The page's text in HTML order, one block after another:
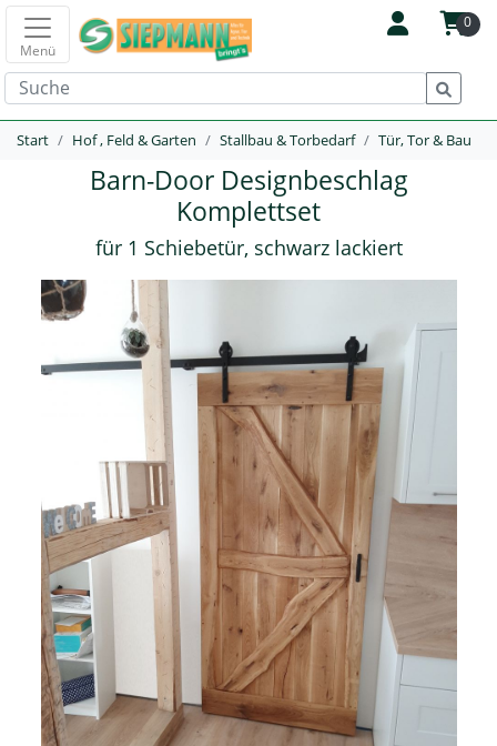
0
Menü
Start Hof , Feld & Garten Stallbau & Torbedarf Tür, Tor & Bau
Barn-Door Designbeschlag
Komplettset
für 1 Schiebetür, schwarz lackiert
Lieferumfang dKomplettset Schiebtür-Designbeschlages
Komplettsets
Anwendung Desigbeschlag für Schiebetüren
Lieferumfang des Erweiterungssets